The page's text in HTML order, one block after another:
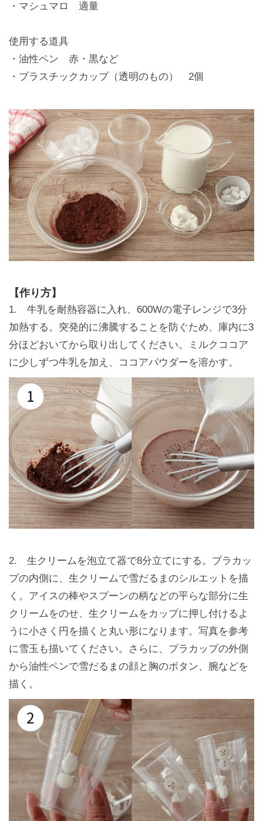
・マシュマロ 適量
使用する道具
・油性ペン 赤・黒など
・プラスチックカップ（透明のもの） 2個
【作り方】
1. 牛乳を耐熱容器に入れ、600Wの電子レンジで3分
加熱する。突発的に沸騰することを防ぐため、庫内に3
分ほどおいてから取り出してください。ミルクココア
に少しずつ牛乳を加え、ココアパウダーを溶かす。
2. 生クリームを泡立て器で8分立てにする。プラカッ
プの内側に、生クリームで雪だるまのシルエットを描
く。アイスの棒やスプーンの柄などの平らな部分に生
クリームをのせ、生クリームをカップに押し付けるよ
うに小さく円を描くと丸い形になります。写真を参考
に雪玉も描いてください。さらに、プラカップの外側
から油性ペンで雪だるまの顔と胸のボタン、腕などを
描く。